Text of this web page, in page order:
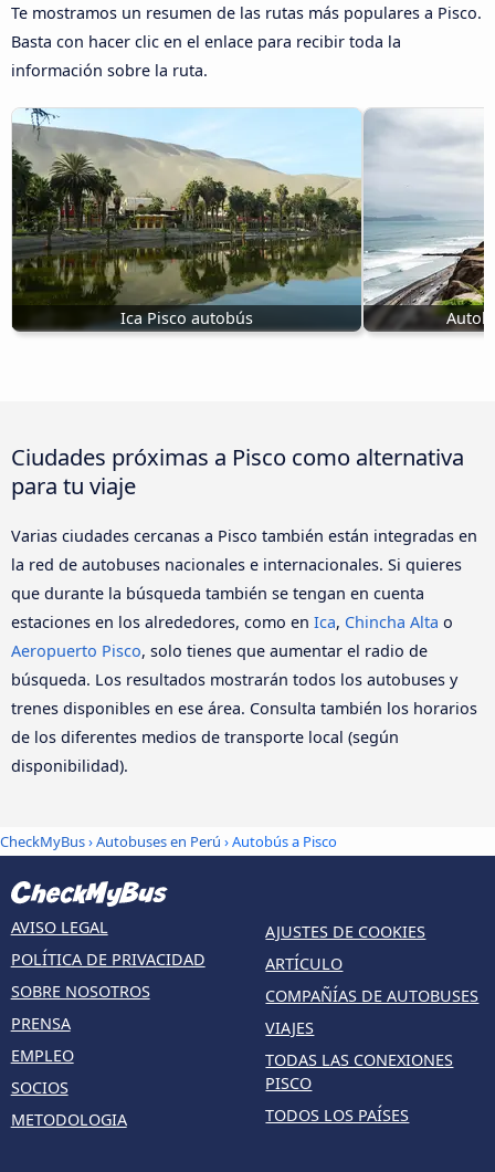
Te mostramos un resumen de las rutas más populares a Pisco.
Basta con hacer clic en el enlace para recibir toda la
información sobre la ruta.
Ica Pisco autobús
Ciudades próximas a Pisco como alternativa
para tu viaje
Varias ciudades cercanas a Pisco también están integradas en
la red de autobuses nacionales e internacionales. Si quieres
que durante la búsqueda también se tengan en cuenta
estaciones en los alrededores, como en Ica, Chincha Alta o
Aeropuerto Pisco, solo tienes que aumentar el radio de
búsqueda. Los resultados mostrarán todos los autobuses y
trenes disponibles en ese área. Consulta también los horarios
de los diferentes medios de transporte local (según
disponibilidad).
CheckMyBus›Autobuses en Perú › Autobús a Pisco
AVISO LEGAL
POLÍTICA DE PRIVACIDAD
SOBRE NOSOTROS
PRENSA
EMPLEO
SOCIOS
METODOLOGIA
AJUSTES DE COOKIES
ARTÍCULO
COMPAÑÍAS DE AUTOBUSES
VIAJES
TODAS LAS CONEXIONES
PISCO
TODOS LOS PAÍSES